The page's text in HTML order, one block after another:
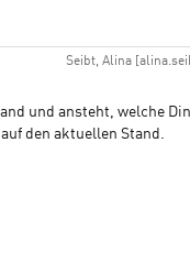
Seibt, Alina
und ansteht, welche
den aktuellen Stand.